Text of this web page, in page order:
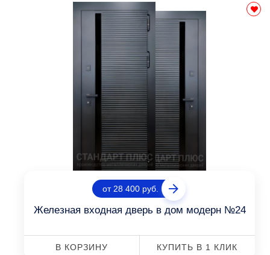
от 28 400 руб.
Железная входная дверь в дом модерн №24
В КОРЗИНУ КУПИТЬ В 1 КЛИК